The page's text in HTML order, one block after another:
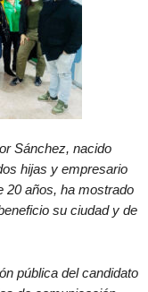
Sánchez, nacido
hijas y empresario
20 años, ha mostrado
su ciudad y de
pública del candidato